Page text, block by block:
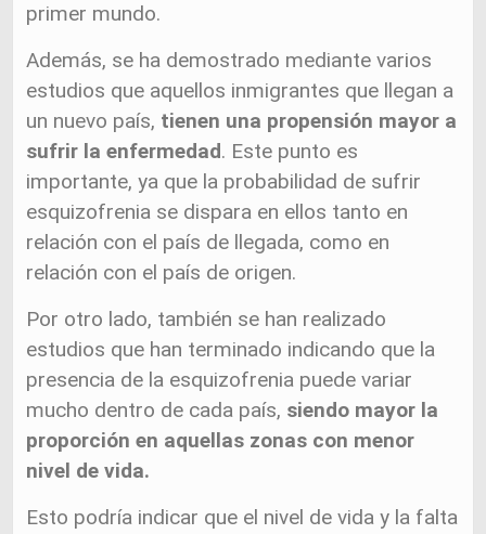
primer mundo.
Además, se ha demostrado mediante varios
estudios que aquellos inmigrantes que llegan a
un nuevo país, tienen una propensión mayor a
sufrir la enfermedad. Este punto es
importante, ya que la probabilidad de sufrir
esquizofrenia se dispara en ellos tanto en
relación con el país de llegada, como en
relación con el país de origen.
Por otro lado, también se han realizado
estudios que han terminado indicando que la
presencia de la esquizofrenia puede variar
mucho dentro de cada país, siendo mayor la
proporción en aquellas zonas con menor
nivel de vida.
Esto podría indicar que el nivel de vida y la falta